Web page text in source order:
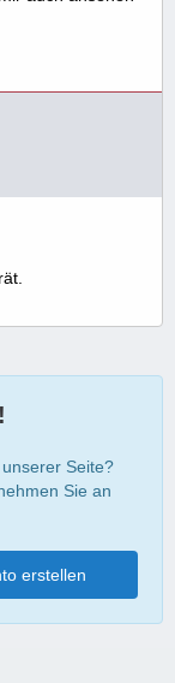
Seite?
Sie an
erstellen